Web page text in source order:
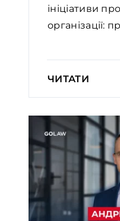
ініціативи
організації:
ЧИТАТИ